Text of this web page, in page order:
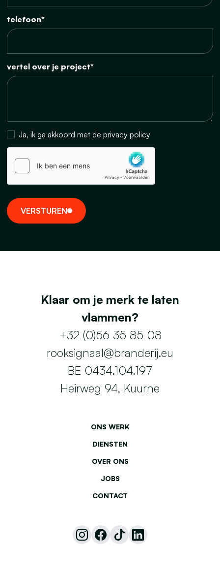
telefoon*
vertel over je project*
Ja, ik ga akkoord met de privacy policy
VERSTUREN
Klaar om je merk te laten
vlammen?
+32 (0)56 35 85 08
rooksignaal@branderij.eu
BE 0434.104.197
Heirweg 94, Kuurne
ONS WERK
DIENSTEN
OVER ONS
JOBS
CONTACT